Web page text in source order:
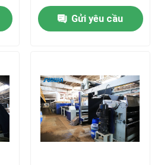
nóng
phút
Gửi yêu cầu